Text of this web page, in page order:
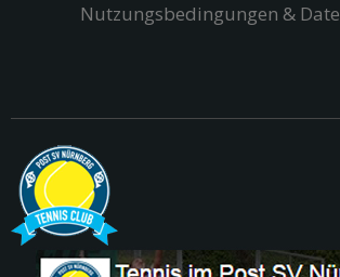
Nutzungsbedingungen &